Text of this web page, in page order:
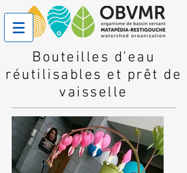
Bouteilles d'eau
réutilisables et prêt de
vaisselle